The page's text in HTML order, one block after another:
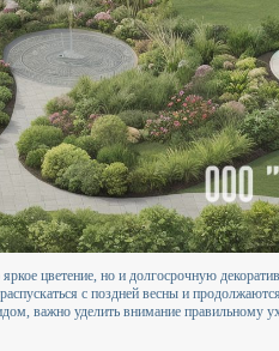
цветение, но и долгосрочную
с поздней весны и
важно уделить внимание правильному